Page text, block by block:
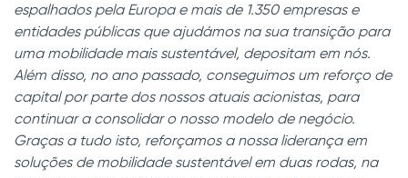
espalhados pela Europa e mais de 1.350 empresas e
entidades públicas que ajudámos na sua transição para
uma mobilidade mais sustentável, depositam em nós.
Além disso, no ano passado, conseguimos um reforço de
capital por parte dos nossos atuais acionistas, para
continuar a consolidar o nosso modelo de negócio.
Graças a tudo isto, reforçamos a nossa liderança em
soluções de mobilidade sustentável em duas rodas, na